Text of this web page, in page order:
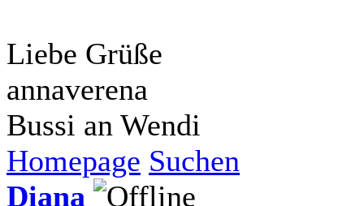
Liebe Grüße
annaverena
Bussi an Wendi
Homepage Suchen
Diana